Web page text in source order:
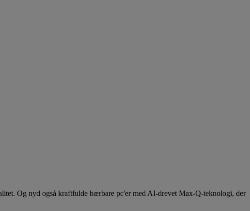
Og nyd også kraftfulde bærbare pc'er med AI-drevet Max-Q-teknologi, der